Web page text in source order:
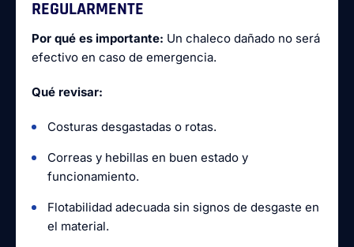
REGULARMENTE
Por qué es importante: Un chaleco dañado no será
efectivo en caso de emergencia.
Qué revisar:
Costuras desgastadas o rotas.
Correas y hebillas en buen estado y
funcionamiento.
Flotabilidad adecuada sin signos de desgaste en
el material.